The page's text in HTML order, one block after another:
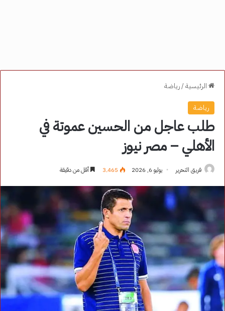
الرئيسية/رياضة
رياضة
طلب عاجل من الحسين عموتة في
الأهلي – مصر نيوز
فريق التحرير يوليو 6, 2026 3٬465 أقل من دقيقة